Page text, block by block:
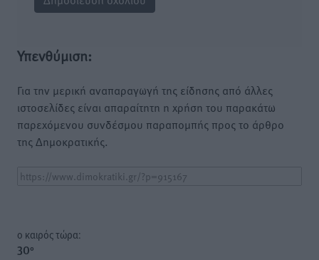
Υπενθύμιση:
Για την μερική αναπαραγωγή της είδησης από άλλες
ιστοσελίδες είναι απαραίτητη η χρήση του παρακάτω
παρεχόμενου συνδέσμου παραπομπής προς το άρθρο
της Δημοκρατικής.
o καιρός τώρα:
30°